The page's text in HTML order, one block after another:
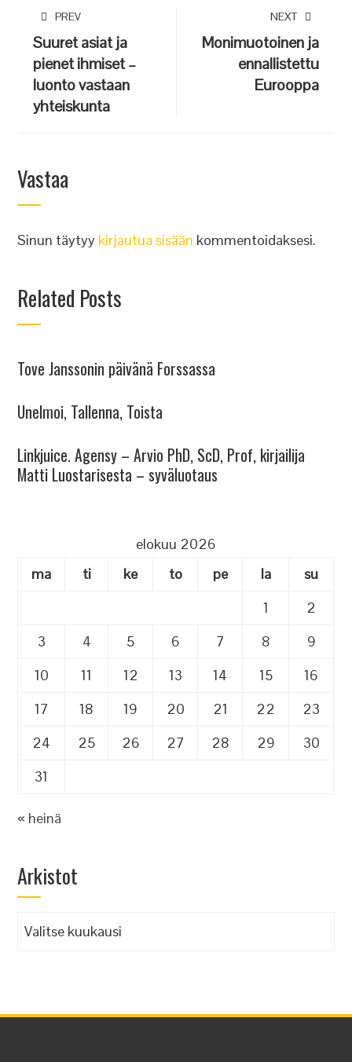
PREV
Suuret asiat ja
pienet ihmiset –
luonto vastaan
yhteiskunta
NEXT
Monimuotoinen ja
ennallistettu
Eurooppa
Vastaa
Sinun täytyy kirjautua sisään kommentoidaksesi.
Related Posts
Tove Janssonin päivänä Forssassa
Unelmoi, Tallenna, Toista
Linkjuice. Agensy – Arvio PhD, ScD, Prof, kirjailija
Matti Luostarisesta – syväluotaus
elokuu 2026
ma
ti ke to pe la
su
1
2
3
4 5 6 7 8
9
10
11 12 13 14 15
16
17
18 19 20 21 22
23
24
25 26 27 28 29
30
31
« heinä
Arkistot
Arkistot